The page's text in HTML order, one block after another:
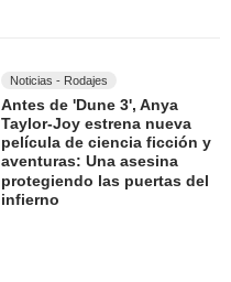
Noticias - Rodajes
Antes de 'Dune 3', Anya
Taylor-Joy estrena nueva
película de ciencia ficción y
aventuras: Una asesina
protegiendo las puertas del
infierno